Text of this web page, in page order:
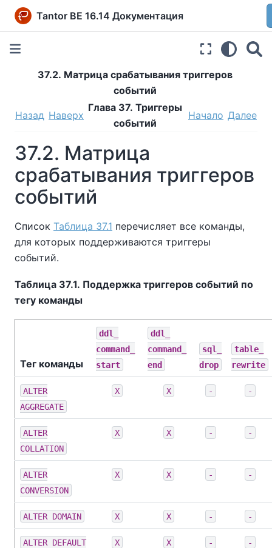
Tantor BE 16.14 Документация
37.2. Матрица срабатывания триггеров
событий
Назад Наверх
Глава 37. Триггеры
событий
Начало Далее
37.2. Матрица
срабатывания триггеров
событий
Список Таблица 37.1 перечисляет все команды,
для которых поддерживаются триггеры
событий.
Таблица 37.1. Поддержка триггеров событий по
тегу команды
Тег команды
ddl_​
command_​
start
ddl_​
command_​
end
sql_​
drop
table_​
rewrite
ALTER
AGGREGATE
X X - -
ALTER
COLLATION
X X - -
ALTER
CONVERSION
X X - -
ALTER DOMAIN X X - -
ALTER DEFAULT
X X - -